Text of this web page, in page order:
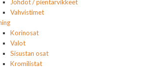
Johdot / pientarvikkeet
Vahvistimet
Korinosat
Valot
Sisustan osat
Kromilistat